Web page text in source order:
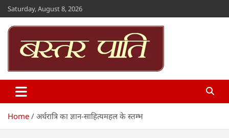
Skip
to
content
Saturday, August 8, 2026
Bastar Paati
Home अर्धरात्रि का ज्ञान-साहित्यमहल के स्तम्भ